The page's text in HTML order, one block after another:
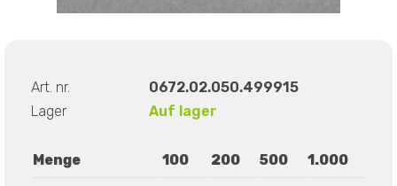
Art. nr.
0672.02.050.499915
Lager
Auf lager
Menge 100 200 500 1.000